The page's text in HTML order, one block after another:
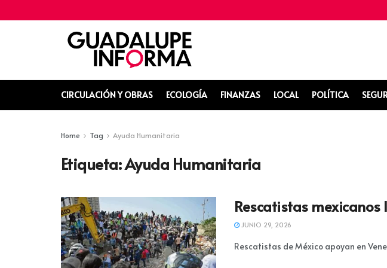
CIRCULACIÓN Y OBRAS ECOLOGÍA FINANZAS LOCAL POLÍTICA
Home Tag Ayuda Humanitaria
Etiqueta:Ayuda Humanitaria
Rescatistas mexicanos
JUNIO 29, 2026
Rescatistas de México apoyan en